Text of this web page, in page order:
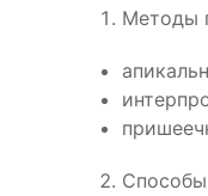
Методы
Способы